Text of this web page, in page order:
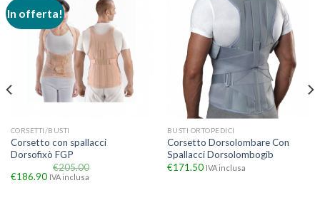
In offerta!
CORSETTI/BUSTI
Corsetto con spallacci
Dorsofixò FGP
€205.00
€186.90 IVA inclusa
BUSTI ORTOPEDICI
Corsetto Dorsolombare Con
Spallacci Dorsolombogib
€171.50 IVA inclusa